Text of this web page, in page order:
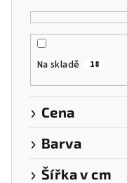
Na skladě 18
Cena
Barva
Šířka v cm